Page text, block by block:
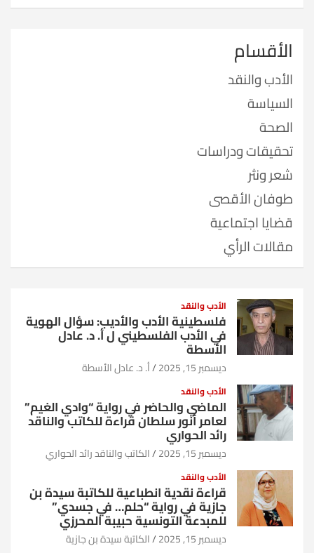
الأقسام
الأدب والنقد
السياسة
الصحة
تحقيقات ودراسات
شعر ونثر
طوفان الأقصى
قضايا اجتماعية
مقالات الرأي
الأدب والنقد
فلسطينية الأدب والأديب: سؤال الهوية
في الأدب الفلسطيني ل أ. د. عادل
الأسطة
ديسمبر 15, 2025 أ. د. عادل الأسطة
الأدب والنقد
الماضي والحاضر في رواية “وادي الغيم”
لعامر أنور سلطان قراءة للكاتب والناقد
رائد الحواري
ديسمبر 15, 2025 الكاتب والناقد رائد الحواري
الأدب والنقد
قراءة نقدية انطباعية للكاتبة سيدة بن
جازية في رواية “حلم… في جسدي”
للمبدعة التونسية حبيبة المحرزي
ديسمبر 15, 2025 الكاتبة سيدة بن جازية